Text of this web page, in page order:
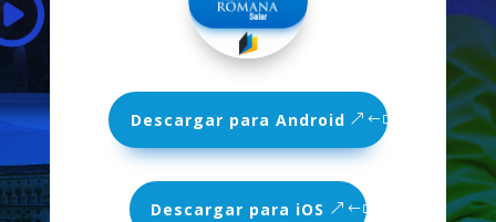
Descargar para Android
Descargar para iOS